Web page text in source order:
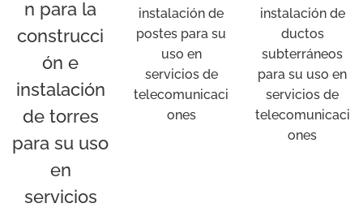
n para la
construcci
ón e
instalación
de torres
para su uso
en
servicios
instalación de
postes para su
uso en
servicios de
telecomunicaci
ones
instalación de
ductos
subterráneos
para su uso en
servicios de
telecomunicaci
ones